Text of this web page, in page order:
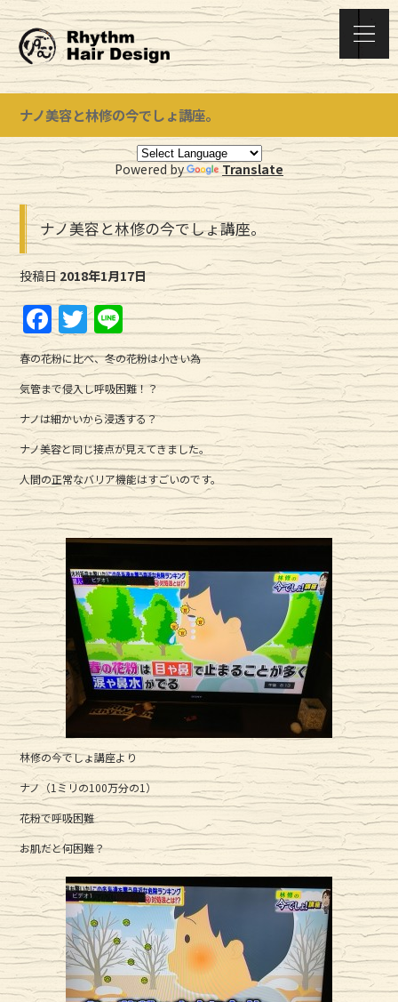
ナノ美容と林修の今でしょ講座。
Powered by Translate
ナノ美容と林修の今でしょ講座。
投稿日 2018年1月17日
F
a
c
e
b
o
o
k
T
w
it
te
r
Li
n
e
春の花粉に比べ、冬の花粉は小さい為
気管まで侵入し呼吸困難！？
ナノは細かいから浸透する？
ナノ美容と同じ接点が見えてきました。
人間の正常なバリア機能はすごいのです。
林修の今でしょ講座より
ナノ（1ミリの100万分の1）
花粉で呼吸困難
お肌だと何困難？